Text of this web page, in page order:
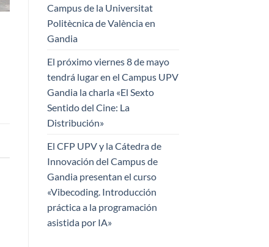
Campus de la Universitat
Politècnica de València en
Gandia
El próximo viernes 8 de mayo
tendrá lugar en el Campus UPV
Gandia la charla «El Sexto
Sentido del Cine: La
Distribución»
El CFP UPV y la Cátedra de
Innovación del Campus de
Gandia presentan el curso
«Vibecoding. Introducción
práctica a la programación
asistida por IA»